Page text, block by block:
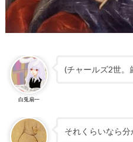
白兎扇一
(チャールズ2世。
それくらいなら